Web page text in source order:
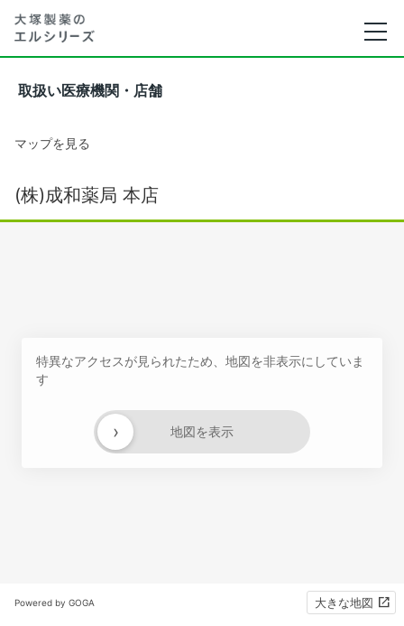
取扱い医療機関・店舗
マップを見る
(株)成和薬局 本店
特異なアクセスが見られたため、地図を非表示にしていま
す
地図を表示
›
Powered by GOGA 大きな地図